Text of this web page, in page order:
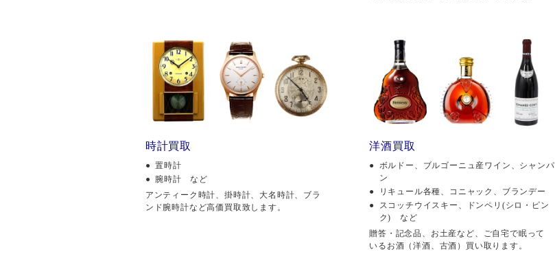
時計買取
置時計
腕時計 など
アンティーク時計、掛時計、大名時計、ブラ
ンド腕時計など高価買取致します。
洋酒買取
ボルドー、ブルゴーニュ産ワイン、シャンパ
ン
リキュール各種、コニャック、ブランデー
スコッチウイスキー、ドンペリ(シロ・ピン
ク) など
贈答・記念品、お土産など、ご自宅で眠って
いるお酒（洋酒、古酒）買い取ります。